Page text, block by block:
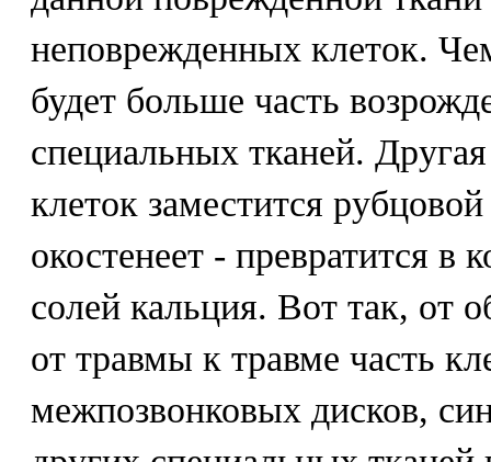
неповрежденных клеток.
будет больше часть
специальных тканей.
клеток заместится
окостенеет - превратится в
солей кальция. Вот так, от
от травмы к травме часть
межпозвонковых дисков,